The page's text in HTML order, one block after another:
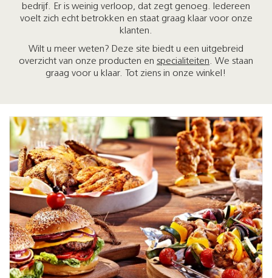
bedrijf. Er is weinig verloop, dat zegt genoeg. Iedereen
voelt zich echt betrokken en staat graag klaar voor onze
klanten.
Wilt u meer weten? Deze site biedt u een uitgebreid
overzicht van onze producten en specialiteiten. We staan
graag voor u klaar. Tot ziens in onze winkel!